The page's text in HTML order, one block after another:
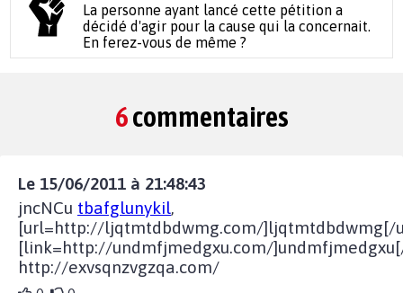
La personne ayant lancé cette pétition a
décidé d'agir pour la cause qui la concernait.
En ferez-vous de même ?
6commentaires
Le 15/06/2011 à 21:48:43
jncNCu tbafglunykil,
[url=http://ljqtmtdbdwmg.com/]ljqtmtdbdwmg[/
[link=http://undmfjmedgxu.com/
http://exvsqnzvgzqa.com/